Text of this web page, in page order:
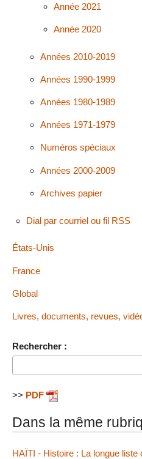
Année 2021
Année 2020
Années 2010-2019
Années 1990-1999
Années 1980-1989
Années 1971-1979
Numéros spéciaux
Années 2000-2009
Archives papier
Dial par courriel ou fil RSS
États-Unis
France
Global
Livres, documents, revues,
Rechercher :
>> PDF
Dans la même
HAÏTI - Histoire : La longue